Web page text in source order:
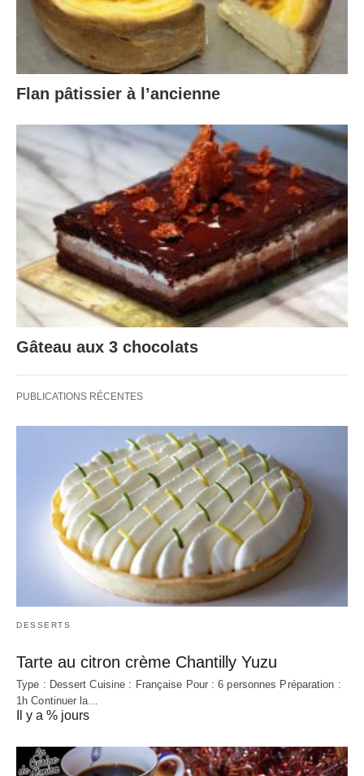
Flan pâtissier à l’ancienne
Gâteau aux 3 chocolats
PUBLICATIONS RÉCENTES
DESSERTS
Tarte au citron crème Chantilly Yuzu
Type : Dessert Cuisine : Française Pour : 6 personnes Préparation :
1h Continuer la…
Il y a % jours